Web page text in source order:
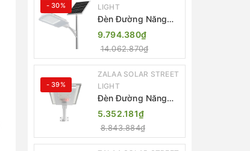
- 30%
LIGHT
Đèn Đường Năng
Lượng Mặt Trời
Thông Minh Điều
Khiển MPPT ZL-
GMX01 ZALAA
9.794.380₫
14.062.870₫
- 39%
ZALAA SOLAR STREET
LIGHT
Đèn Đường Năng
Lượng Mặt Trời
Nhôm Đúc ZALAA
ZL-BWH Cao Cấp
IP65
5.352.181₫
8.843.884₫